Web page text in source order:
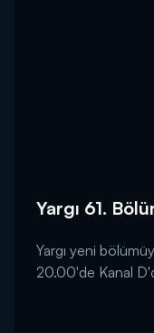
Yargı 61.
Yargı yeni
20.00'de Kanal